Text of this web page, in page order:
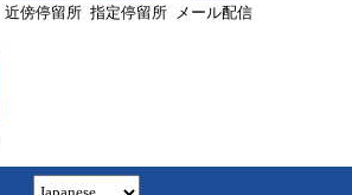
近傍停留所 指定停留所 メール配信